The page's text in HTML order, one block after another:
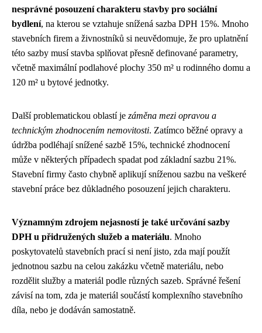
nesprávné posouzení charakteru stavby pro sociální
bydlení, na kterou se vztahuje snížená sazba DPH 15%. Mnoho
stavebních firem a živnostníků si neuvědomuje, že pro uplatnění
této sazby musí stavba splňovat přesně definované parametry,
včetně maximální podlahové plochy 350 m² u rodinného domu a
120 m² u bytové jednotky.
Další problematickou oblastí je záměna mezi opravou a
technickým zhodnocením nemovitosti. Zatímco běžné opravy a
údržba podléhají snížené sazbě 15%, technické zhodnocení
může v některých případech spadat pod základní sazbu 21%.
Stavební firmy často chybně aplikují sníženou sazbu na veškeré
stavební práce bez důkladného posouzení jejich charakteru.
Významným zdrojem nejasností je také určování sazby
DPH u přidružených služeb a materiálu. Mnoho
poskytovatelů stavebních prací si není jisto, zda mají použít
jednotnou sazbu na celou zakázku včetně materiálu, nebo
rozdělit služby a materiál podle různých sazeb. Správné řešení
závisí na tom, zda je materiál součástí komplexního stavebního
díla, nebo je dodáván samostatně.